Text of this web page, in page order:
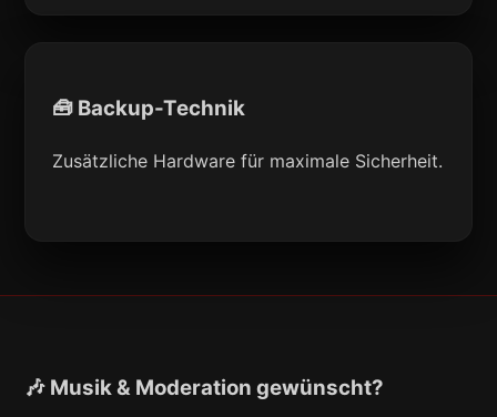
🧰 Backup-Technik
Zusätzliche Hardware für maximale Sicherheit.
🎶 Musik & Moderation gewünscht?